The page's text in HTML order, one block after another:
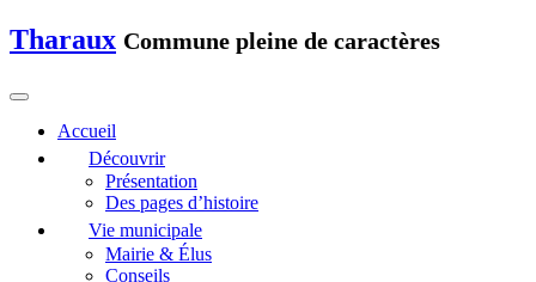
Tharaux Commune pleine de caractères
Accueil
Découvrir
Présentation
Des pages d’histoire
Vie municipale
Mairie & Élus
Conseils